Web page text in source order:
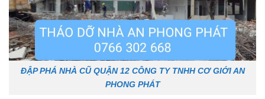
ĐẬP PHÁ NHÀ CŨ QUẬN 12 CÔNG TY TNHH CƠ GIỚI AN
PHONG PHÁT